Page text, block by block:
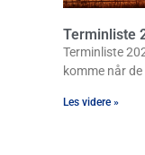
Terminliste
Terminliste
komme når
Les videre »